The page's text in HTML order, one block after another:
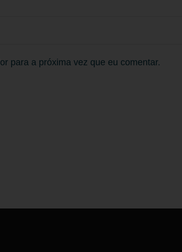
para a próxima vez que eu comentar.